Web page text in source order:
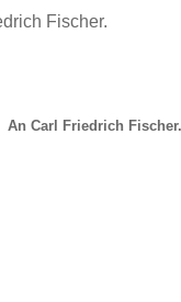
Fischer.
An Carl Friedrich Fischer.